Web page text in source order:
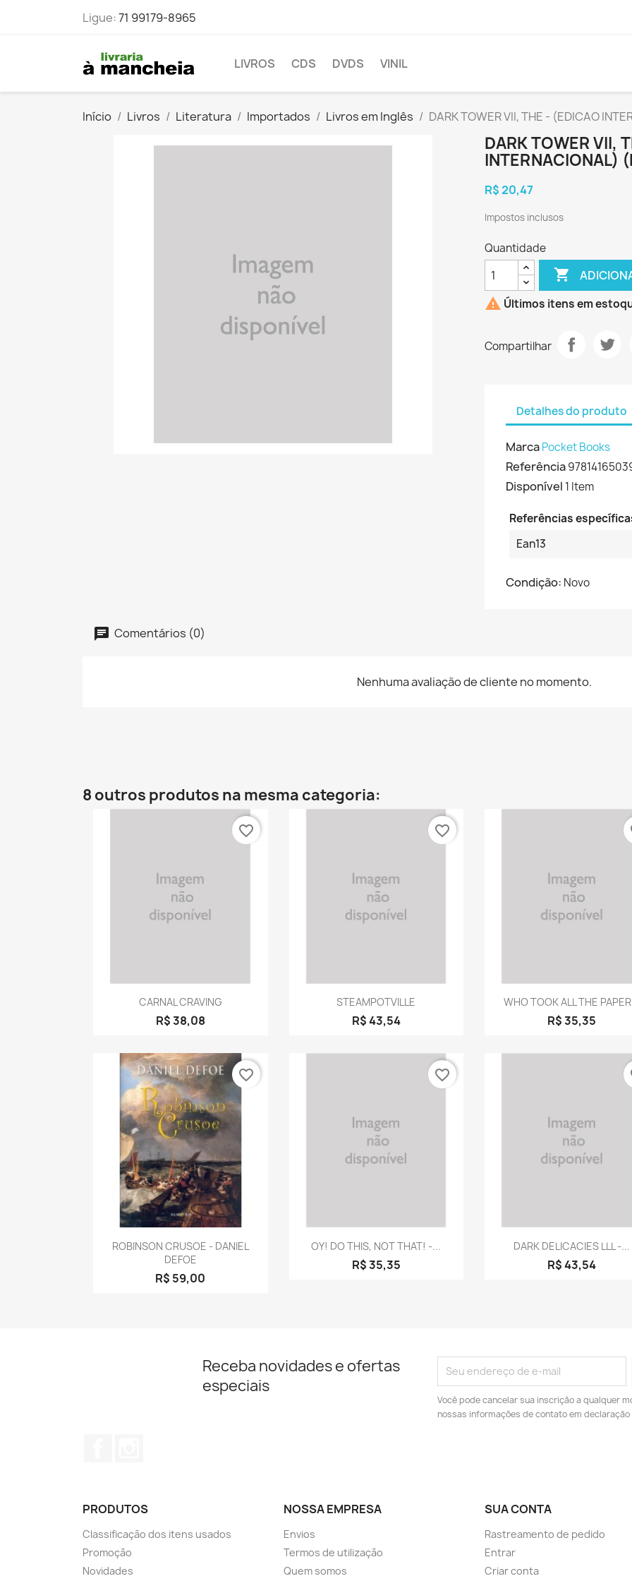
Ligue:71 99179-8965
LIVROS CDS DVDS VINIL
Início Livros Literatura Importados Livros em Inglês DARK TOWER VII, THE - (EDICAO
DARK TOWER VII,
INTERNACIONAL)
R$ 20,47
Impostos inclusos
Quantidade

 Últimos itens em
Compartilhar
Detalhes do produto
MarcaPocket Books
Referência
Disponível 1 Item
Referências
Ean13
Condição: Novo
Comentários (0)
Nenhuma avaliação de cliente no momento.
8 outros produtos na mesma categoria:
Visualização rápida
CARNAL CRAVING
R$ 38,08
favorite_border
Visualização rápida
STEAMPOTVILLE
R$ 43,54
favorite_border
Visualização rápida
WHO TOOK ALL THE
R$ 35,35
Visualização rápida
ROBINSON CRUSOE - DANIEL
DEFOE
R$ 59,00
favorite_border
Visualização rápida
OY! DO THIS, NOT THAT! -...
R$ 35,35
favorite_border
Visualização rápida
DARK DELICACIES LLL -...
R$ 43,54
Receba novidades e ofertas
especiais
Você pode cancelar sua inscrição a qualquer
nossas informações de contato em declaração
PRODUTOS
Classificação dos itens usados
Promoção
Novidades
NOSSA EMPRESA
Envios
Termos de utilização
Quem somos
SUA CONTA
Rastreamento de pedido
Entrar
Criar conta